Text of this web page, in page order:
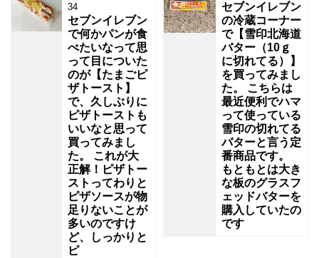
34
セブンイレブン
で何かパンが食
べたいなって思
って目についた
のが【たまごピ
ザトースト】
で、久しぶりに
ピザトーストも
いいなと思って
買ってみまし
た。 これが大
正解！ピザトー
ストってわりと
ピザソースが物
足りないことが
多いのですけ
ど、しっかりと
ピ
セブンイレブン
の冷蔵コーナー
で【雪印北海道
バター（10ｇ
に切れてる）】
を買ってみまし
た。 こちらは
最近便利でハマ
って使っている
雪印の切れてる
バターと言う定
番商品です。
もともとは大き
な板のグラスフ
ェッドバターを
購入していたの
です